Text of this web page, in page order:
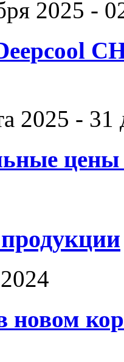
2025 -
2025 - 31
цены
новом